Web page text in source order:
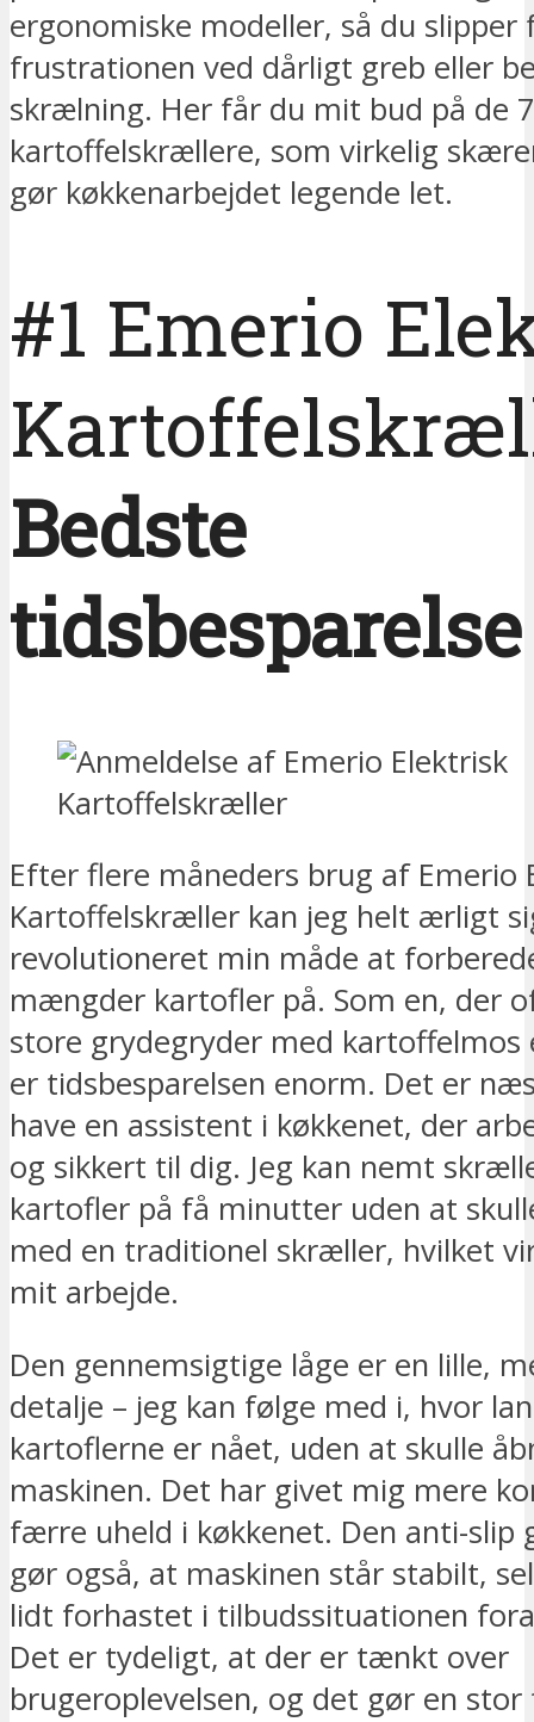
ergonomiske modeller, så du slipper
frustrationen ved dårligt greb eller
skrælning. Her får du mit bud på de
kartoffelskrællere, som virkelig
gør køkkenarbejdet legende let.
#1 Emerio
Bedste
tidsbesparelse
Efter flere måneders brug af Emerio
Kartoffelskræller kan jeg helt ærligt
revolutioneret min måde at
mængder kartofler på. Som en, der
store grydegryder med kartoffelmos
er tidsbesparelsen enorm. Det er
have en assistent i køkkenet, der
og sikkert til dig. Jeg kan nemt
kartofler på få minutter uden at
med en traditionel skræller, hvilket
mit arbejde.
Den gennemsigtige låge er en lille,
detalje – jeg kan følge med i, hvor
kartoflerne er nået, uden at skulle
maskinen. Det har givet mig mere
færre uheld i køkkenet. Den anti-slip
gør også, at maskinen står stabilt,
lidt forhastet i tilbudssituationen
Det er tydeligt, at der er tænkt over
brugeroplevelsen, og det gør en stor